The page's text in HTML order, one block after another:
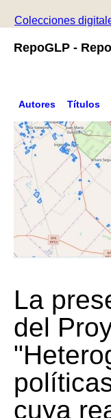
Colecciones
RepoGLP -
Autores Títulos
La
del
cuya